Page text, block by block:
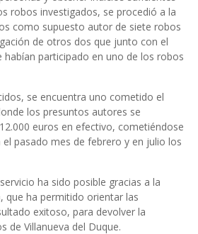
robos investigados, se procedió a la
como supuesto autor de siete robos
de otros dos que junto con el
participado en uno de los robos
se encuentra uno cometido el
los presuntos autores se
.000 euros en efectivo, cometiéndose
pasado mes de febrero y en julio los
ha sido posible gracias a la
que ha permitido orientar las
ultado exitoso, para devolver la
de Villanueva del Duque.